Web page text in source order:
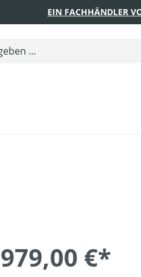
EIN FACHHÄNDLER
979,00 €*